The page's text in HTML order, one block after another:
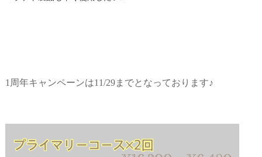
1周年キャンペーンは11/29までとなっております♪